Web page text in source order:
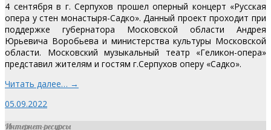
4 сентября в г. Серпухов прошел оперный концерт «Русская
опера у стен монастыря-Садко». Данный проект проходит при
поддержке губернатора Московской области Андрея
Юрьевича Воробьева и министерства культуры Московской
области. Московский музыкальный театр «Геликон-опера»
представил жителям и гостям г.Серпухов оперу «Садко».
Читать далее… →
05.09.2022
Интернет-ресурсы